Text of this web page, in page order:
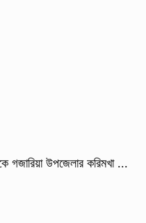
গজারিয়া উপজেলার করিমখা ...